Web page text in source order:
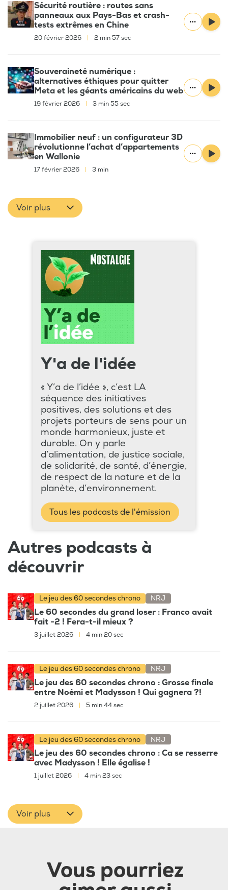
Sécurité routière : routes sans
panneaux aux Pays-Bas et crash-
tests extrêmes en Chine
20 février 2026 2 min 57 sec
Souveraineté numérique :
alternatives éthiques pour quitter
Meta et les géants américains du web
19 février 2026 3 min 55 sec
Immobilier neuf : un configurateur 3D
révolutionne l’achat d’appartements
en Wallonie
17 février 2026 3 min
Voir plus
Y'a de l'idée
« Y’a de l’idée », c’est LA
séquence des initiatives
positives, des solutions et des
projets porteurs de sens pour un
monde harmonieux, juste et
durable. On y parle
d’alimentation, de justice sociale,
de solidarité, de santé, d’énergie,
de respect de la nature et de la
planète, d’environnement.
Tous les podcasts de l'émission
Autres podcasts à
découvrir
Le jeu des 60 secondes chrono NRJ
Le 60 secondes du grand loser : Franco avait
fait -2 ! Fera-t-il mieux ?
3 juillet 2026 4 min 20 sec
Le jeu des 60 secondes chrono NRJ
Le jeu des 60 secondes chrono : Grosse finale
entre Noémi et Madysson ! Qui gagnera ?!
2 juillet 2026 5 min 44 sec
Le jeu des 60 secondes chrono NRJ
Le jeu des 60 secondes chrono : Ca se resserre
avec Madysson ! Elle égalise !
1 juillet 2026 | 4 min 23 sec
Voir plus
Vous pourriez